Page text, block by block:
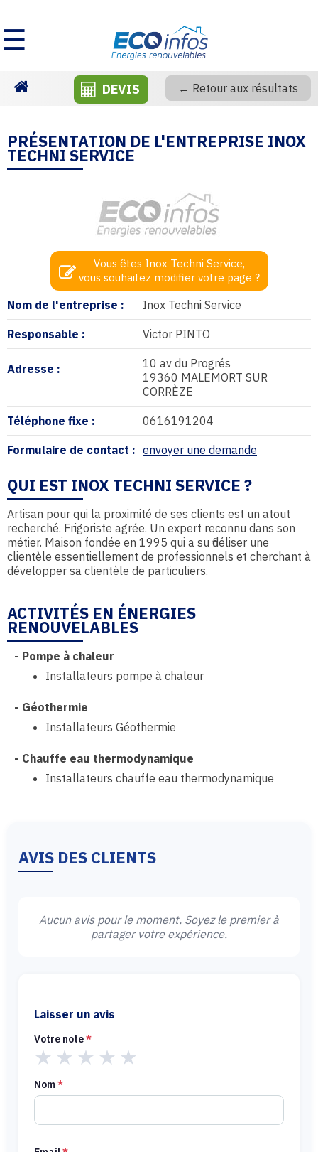
☰
DEVIS ← Retour aux résultats
PRÉSENTATION DE L'ENTREPRISE INOX
TECHNI SERVICE
Nom de l'entreprise : Inox Techni Service
Responsable : Victor PINTO
Adresse :
10 av du Progrés
19360 MALEMORT SUR
CORRÈZE
Téléphone fixe : 0616191204
Formulaire de contact : envoyer une demande
Vous êtes Inox Techni Service,
vous souhaitez modifier votre page ?
QUI EST INOX TECHNI SERVICE ?
Artisan pour qui la proximité de ses clients est un atout
recherché. Frigoriste agrée. Un expert reconnu dans son
métier. Maison fondée en 1995 qui a su fidéliser une
clientèle essentiellement de professionnels et cherchant à
développer sa clientèle de particuliers.
ACTIVITÉS EN ÉNERGIES
RENOUVELABLES
- Pompe à chaleur
Installateurs pompe à chaleur
- Géothermie
Installateurs Géothermie
- Chauffe eau thermodynamique
Installateurs chauffe eau thermodynamique
AVIS DES CLIENTS
Aucun avis pour le moment. Soyez le premier à
partager votre expérience.
Laisser un avis
Votre note*
★ ★ ★ ★ ★
Nom*